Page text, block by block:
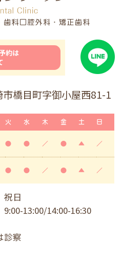
約は
橋目町字御小屋西81-1
火 水 木 金 土 日
● ● ／ ● ▲ ／
● ● ／ ● ▲ ／
祝日
13:00/14:00-16:30
診察